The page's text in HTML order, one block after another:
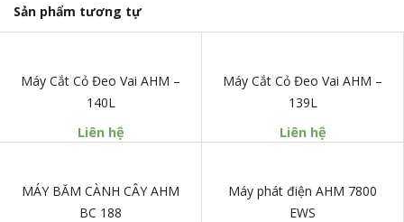
Sản phẩm tương tự
Máy Cắt Cỏ Đeo Vai AHM –
140L
Liên hệ
Máy Cắt Cỏ Đeo Vai AHM –
139L
Liên hệ
MÁY BĂM CÀNH CÂY AHM
BC 188
Máy phát điện AHM 7800
EWS